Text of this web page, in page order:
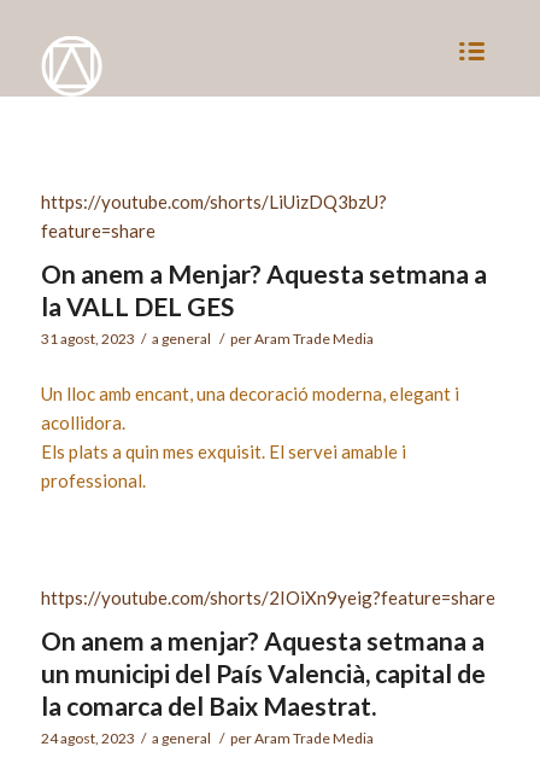
https://youtube.com/shorts/LiUizDQ3bzU?
feature=share
On anem a Menjar? Aquesta setmana a
la VALL DEL GES
31 agost, 2023 / a general / perAram Trade Media
Un lloc amb encant, una decoració moderna, elegant i
acollidora.
Els plats a quin mes exquisit. El servei amable i
professional.
https://youtube.com/shorts/2IOiXn9yeig?feature=share
On anem a menjar? Aquesta setmana a
un municipi del País Valencià, capital de
la comarca del Baix Maestrat.
24 agost, 2023 / a general / perAram Trade Media